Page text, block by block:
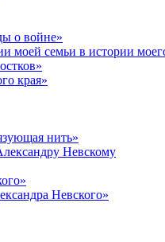
о войне»
моей семьи в истории
края»
нить»
Невскому
Невского»